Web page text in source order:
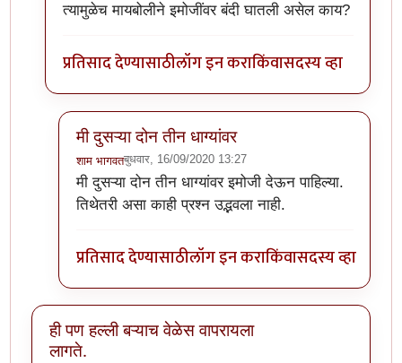
In reply toया धाग्यावरिल प्रतिसादांचा वbyप्रसाद_१९८२
त्यामुळेच मायबोलीने इमोजींवर बंदी घातली असेल काय?
प्रतिसाद देण्यासाठीलॉग इन कराकिंवासदस्य व्हा
मी दुसऱ्या दोन तीन धाग्यांवर
शाम भागवतबुधवार, 16/09/2020 13:27
In reply toत्यामुळेच मायबोलीने इमोजींवरbyशाम भागवत
मी दुसऱ्या दोन तीन धाग्यांवर इमोजी देऊन पाहिल्या.
तिथेतरी असा काही प्रश्न उद्भवला नाही.
प्रतिसाद देण्यासाठीलॉग इन कराकिंवासदस्य व्हा
ही पण हल्ली बऱ्याच वेळेस वापरायला
लागते.